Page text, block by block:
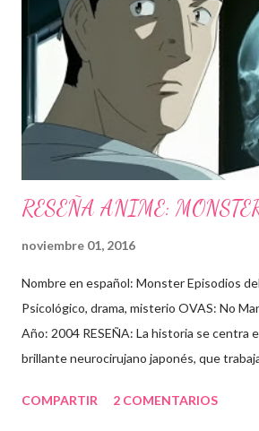
reunión sobre ello" Y otros datos un poco
años: Por cierto, Kira será interpretado
House), ¿¿será una mala broma????,
estuvieron llenos de contratiempos para
película, así como cambios de director, ...
RESEÑA ANIME:
noviembre 01, 2016
Nombre en español: Monster Episodios
Psicológico, drama, misterio OVAS: No
Año: 2004 RESEÑA: La historia se centra
brillante neurocirujano japonés, que trabaja
encuentra comprometido con Eva , la hija
COMPARTIR 2 COMENTARIOS